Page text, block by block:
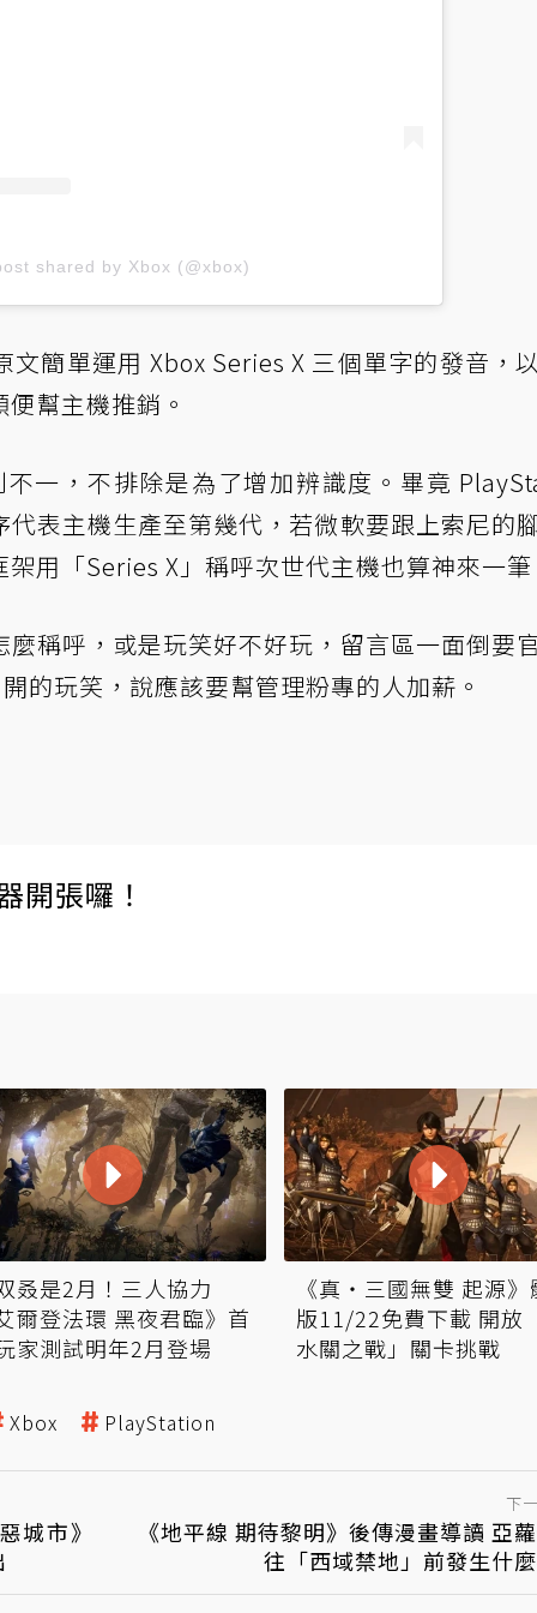
shared by Xbox (@xbox)
簡單運用 Xbox Series X 三個單字的發音，
幫主機推銷。
一，不排除是為了增加辨識度。畢竟
表主機生產至第幾代，若微軟要跟上索尼的
用「Series X」稱呼次世代主機也算神來一筆
稱呼，或是玩笑好不好玩，留言區一面倒要
的玩笑，說應該要幫管理粉專的人加薪。
開張囉！
叒是2月！三人協力
爾登法環 黑夜君臨》首
家測試明年2月登場
《真・三國無雙 起源》
版11/22免費下載 開放
水關之戰」關卡挑戰
Xbox PlayStation
城市》
下
《地平線 期待黎明》後傳漫畫導讀 亞
往「西域禁地」前發生什